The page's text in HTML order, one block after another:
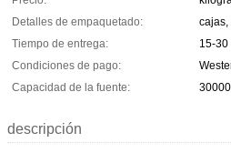
Detalles de empaquetado:
cajas,
Tiempo de entrega:
15-30
Condiciones de pago:
Capacidad de la fuente:
descripción